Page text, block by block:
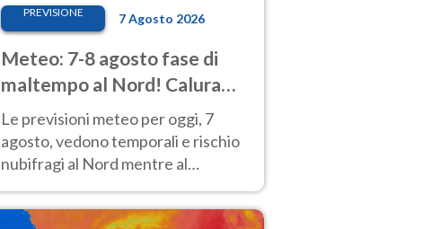
PREVISIONE 7 Agosto 2026
Meteo: 7-8 agosto fase di
maltempo al Nord! Calura
fino a Ferragosto
Le previsioni meteo per oggi, 7
agosto, vedono temporali e rischio
nubifragi al Nord mentre al
molto intenso.